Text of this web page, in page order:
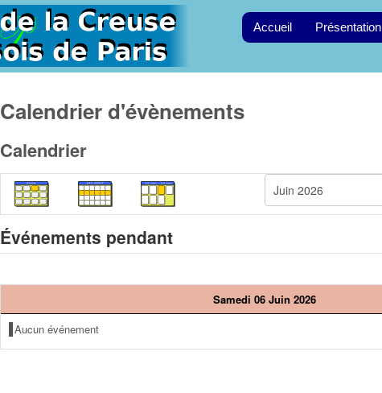
Accueil Présentation
Calendrier d'évènements
Calendrier
Événements pendant
Samedi 06 Juin 2026
Aucun événement